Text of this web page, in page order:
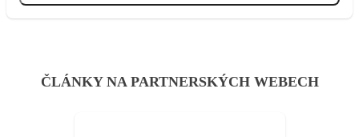
ČLÁNKY NA PARTNERSKÝCH WEBECH